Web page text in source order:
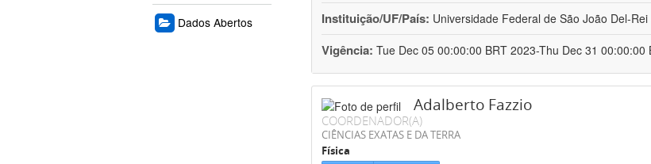
Dados Abertos Instituição/UF/País: Universidade Federal de São João Del-
Vigência: Tue Dec 05 00:00:00 BRT 2023-Thu Dec 31 00:00:00
Adalberto Fazzio
COORDENADOR(A)
CIÊNCIAS EXATAS E DA TERRA
Física